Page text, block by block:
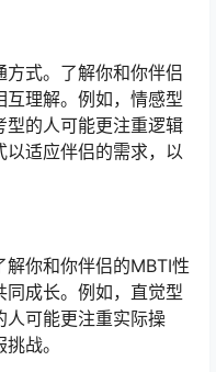
式。了解你和你伴侣
理解。例如，情感型
型的人可能更注重逻辑
适应伴侣的需求，以
你和你伴侣的MBTI性
成长。例如，直觉型
人可能更注重实际操
战。